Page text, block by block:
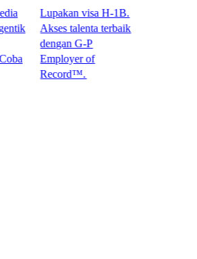
Lupakan visa H-1B.
Akses talenta terbaik
dengan G-P
Employer of
Record™.​​